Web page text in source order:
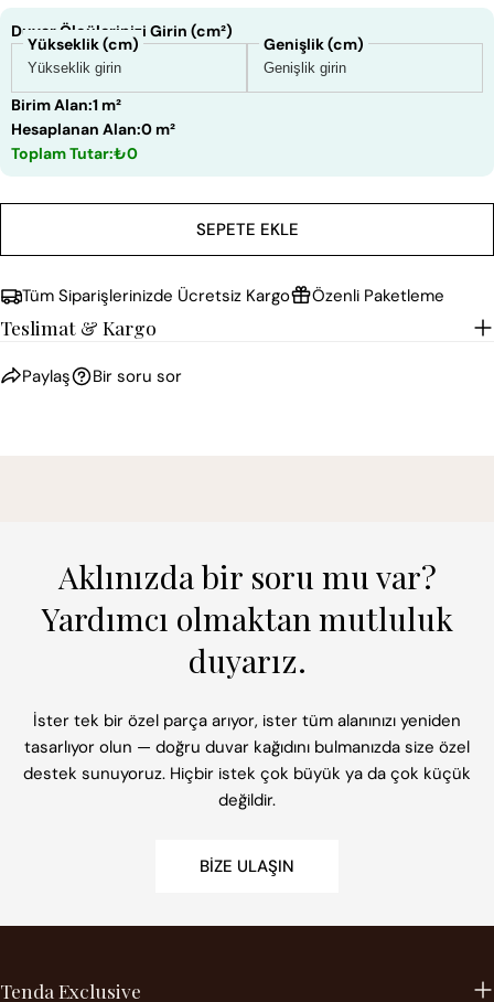
Duvar Ölçülerinizi Girin (cm²)
Yükseklik (cm) Genişlik (cm)
Birim Alan:1 m²
Hesaplanan Alan:0 m²
Toplam Tutar:₺0
SEPETE EKLE
Tüm Siparişlerinizde Ücretsiz Kargo Özenli Paketleme
Teslimat & Kargo
Paylaş Bir soru sor
Aklınızda bir soru mu var?
Yardımcı olmaktan mutluluk
duyarız.
İster tek bir özel parça arıyor, ister tüm alanınızı yeniden
tasarlıyor olun — doğru duvar kağıdını bulmanızda size özel
destek sunuyoruz. Hiçbir istek çok büyük ya da çok küçük
değildir.
BIZE ULAŞIN
Tenda Exclusive